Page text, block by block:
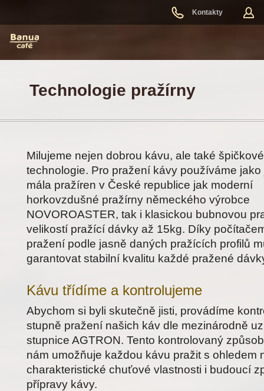
Kontakty
Technologie pražírny
Milujeme nejen dobrou kávu, ale také
technologie. Pro pražení kávy používáme jako
mála pražíren v České republice jak moderní
horkovzdušné pražírny německého výrobce
NOVOROASTER, tak i klasickou bubnovou
velikostí pražící dávky až 15kg. Díky
pražení podle jasně daných pražících profilů
garantovat stabilní kvalitu každé pražené
Kávu třídíme a kontrolujeme
Abychom si byli skutečně jisti, provádíme
stupně pražení našich káv dle mezinárodně
stupnice AGTRON. Tento kontrolovaný
nám umožňuje každou kávu pražit s ohledem
charakteristické chuťové vlastnosti i budoucí
přípravy kávy.